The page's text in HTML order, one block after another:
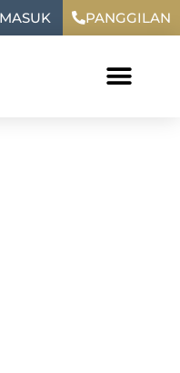
PANGGILAN